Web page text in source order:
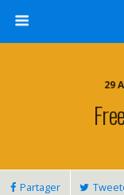
29
Partager